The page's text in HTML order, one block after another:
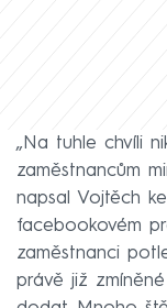
„Na tuhle chvíli
zaměstnancům
napsal Vojtěch
facebookovém
zaměstnanci
právě již